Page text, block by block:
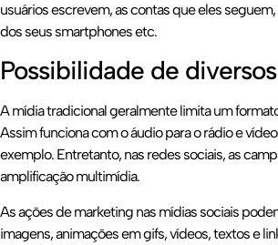
usuários escrevem, as contas que eles
dos seus smartphones etc.
Possibilidade de
A mídia tradicional geralmente limita um
Assim funciona com o áudio para o rádio e
exemplo. Entretanto, nas redes sociais, as
amplificação multimídia.
As ações de marketing nas mídias sociais
imagens, animações em gifs, vídeos, textos e